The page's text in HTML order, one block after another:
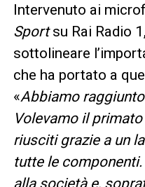
Intervenuto ai
Sportsu Rai Radio
sottolineare
che ha portato a
«Abbiamo
Volevamo il
riusciti grazie a un
tutte le
alla società e,